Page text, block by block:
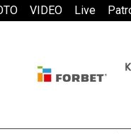
VIDEO Live